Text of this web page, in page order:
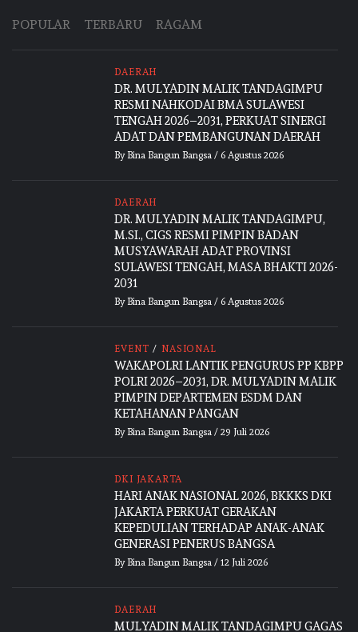
POPULAR TERBARU RAGAM
DAERAH
DR. MULYADIN MALIK TANDAGIMPU
RESMI NAHKODAI BMA SULAWESI
TENGAH 2026–2031, PERKUAT SINERGI
ADAT DAN PEMBANGUNAN DAERAH
By Bina Bangun Bangsa/ 6 Agustus 2026
DAERAH
DR. MULYADIN MALIK TANDAGIMPU,
M.SI., CIGS RESMI PIMPIN BADAN
MUSYAWARAH ADAT PROVINSI
SULAWESI TENGAH, MASA BHAKTI 2026-
2031
By Bina Bangun Bangsa/ 6 Agustus 2026
EVENT / NASIONAL
WAKAPOLRI LANTIK PENGURUS PP KBPP
POLRI 2026–2031, DR. MULYADIN MALIK
PIMPIN DEPARTEMEN ESDM DAN
KETAHANAN PANGAN
By Bina Bangun Bangsa/ 29 Juli 2026
DKI JAKARTA
HARI ANAK NASIONAL 2026, BKKKS DKI
JAKARTA PERKUAT GERAKAN
KEPEDULIAN TERHADAP ANAK-ANAK
GENERASI PENERUS BANGSA
By Bina Bangun Bangsa/ 12 Juli 2026
DAERAH
MULYADIN MALIK TANDAGIMPU GAGAS